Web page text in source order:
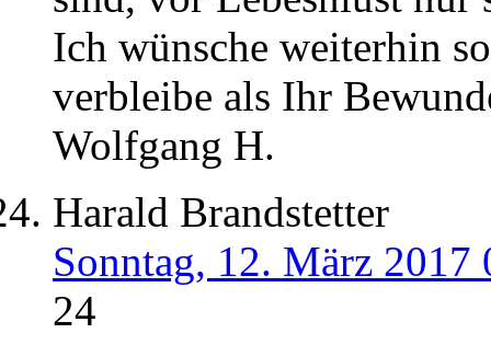
Ich wünsche weiterhin
verbleibe als Ihr
Wolfgang H.
Harald Brandstetter
Sonntag, 12. März 2017
24